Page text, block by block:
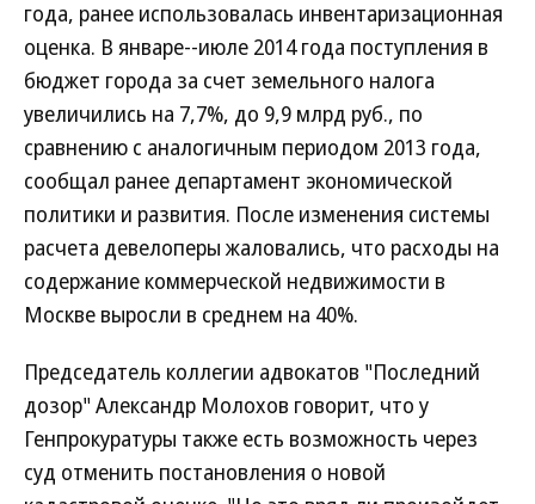
года, ранее использовалась инвентаризационная
оценка. В январе--июле 2014 года поступления в
бюджет города за счет земельного налога
увеличились на 7,7%, до 9,9 млрд руб., по
сравнению с аналогичным периодом 2013 года,
сообщал ранее департамент экономической
политики и развития. После изменения системы
расчета девелоперы жаловались, что расходы на
содержание коммерческой недвижимости в
Москве выросли в среднем на 40%.
Председатель коллегии адвокатов "Последний
дозор" Александр Молохов говорит, что у
Генпрокуратуры также есть возможность через
суд отменить постановления о новой